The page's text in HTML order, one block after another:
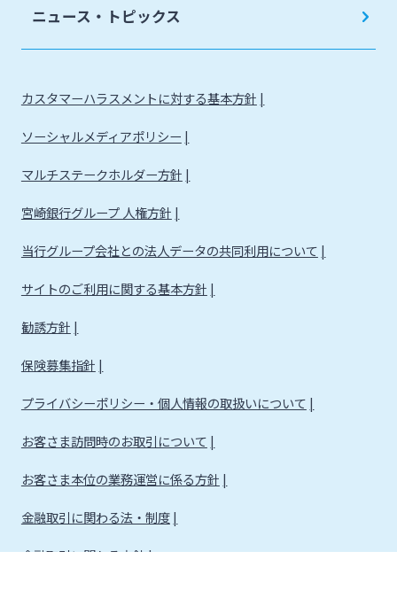
ニュース・トピックス
カスタマーハラスメントに対する基本方針
ソーシャルメディアポリシー
マルチステークホルダー方針
宮崎銀行グループ 人権方針
当行グループ会社との法人データの共同利用について
サイトのご利用に関する基本方針
勧誘方針
保険募集指針
プライバシーポリシー・個人情報の取扱いについて
お客さま訪問時のお取引について
お客さま本位の業務運営に係る方針
金融取引に関わる法・制度
金融取引に関わる方針